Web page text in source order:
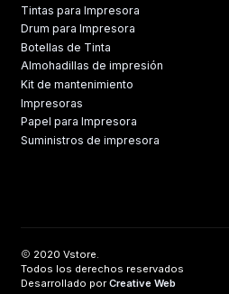
Tintas para Impresora
Drum para Impresora
Botellas de Tinta
Almohadillas de impresión
Kit de mantenimiento
Impresoras
Papel para Impresora
Suministros de impresora
2020 Vstore.
Todos los derechos reservados
Desarrollado porCreative Web